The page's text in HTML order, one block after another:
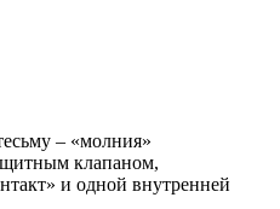
– «молния»
клапаном,
и одной внутренней